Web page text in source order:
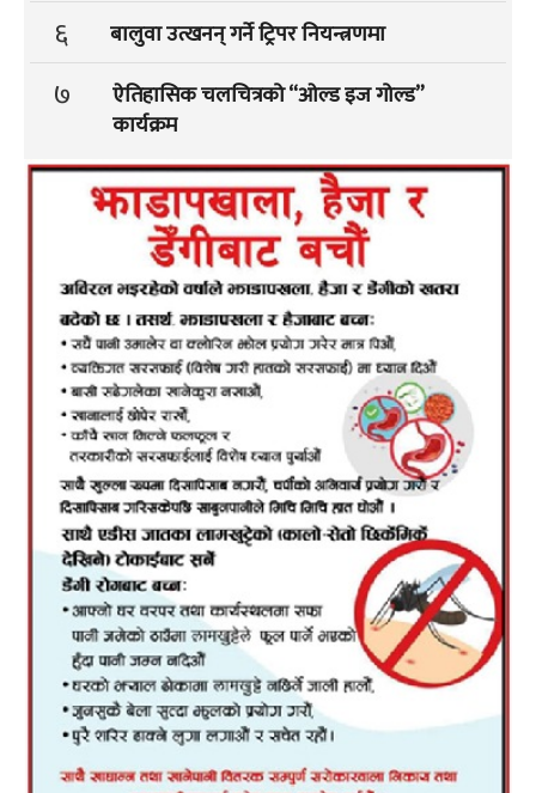
६ बालुवा उत्खनन् गर्ने ट्रिपर नियन्त्रणमा
७
ऐतिहासिक चलचित्रको “ओल्ड इज गोल्ड”
कार्यक्रम